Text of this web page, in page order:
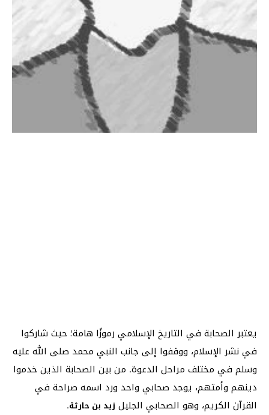
يعتبر الصحابة في التاريخ الإسلامي رموزًا هامة؛ حيث شاركوا
في نشر الإسلام، ووقفوا إلى جانب النبي محمد صلى الله عليه
وسلم في مختلف مراحل الدعوة. من بين الصحابة الذين خدموا
دينهم وأمتهم، يوجد صحابي واحد ورد اسمه صراحة في
القرآن الكريم، وهو الصحابي الجليل زيد بن حارثة.